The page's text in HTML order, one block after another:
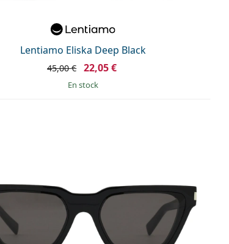
Lentiamo Eliska Deep Black
45,00 € 22,05 €
en stock